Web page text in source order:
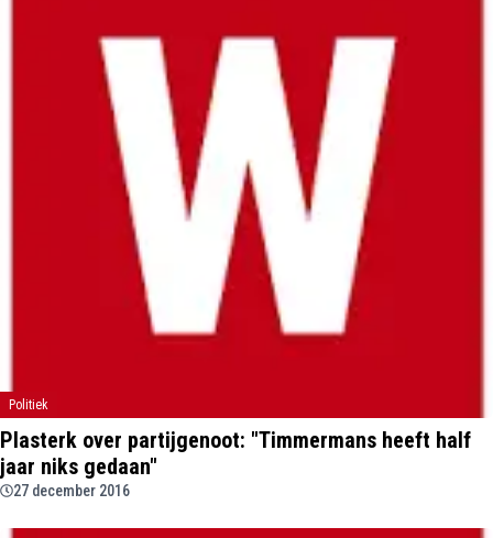
Politiek
Plasterk over partijgenoot: "Timmermans heeft half
jaar niks gedaan"
27 december 2016